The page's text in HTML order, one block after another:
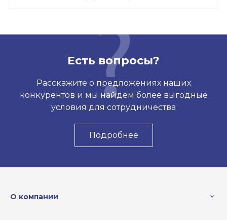
Есть вопросы?
Расскажите о предложениях наших
конкурентов и мы найдем более выгодные
условия для сотрудничества
Подробнее
О компании